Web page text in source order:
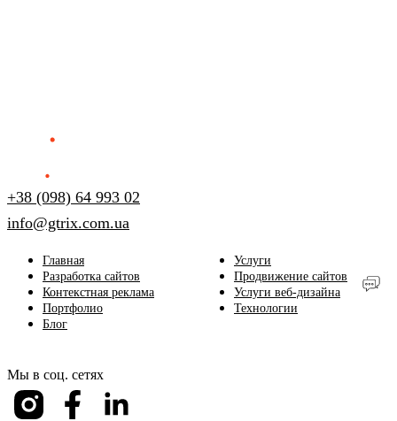
+38 (098) 64 993 02
info@gtrix.com.ua
Главная
Услуги
Разработка сайтов
Продвижение сайтов
Контекстная реклама
Услуги веб-дизайна
Портфолио
Технологии
Блог
Мы в соц. сетях